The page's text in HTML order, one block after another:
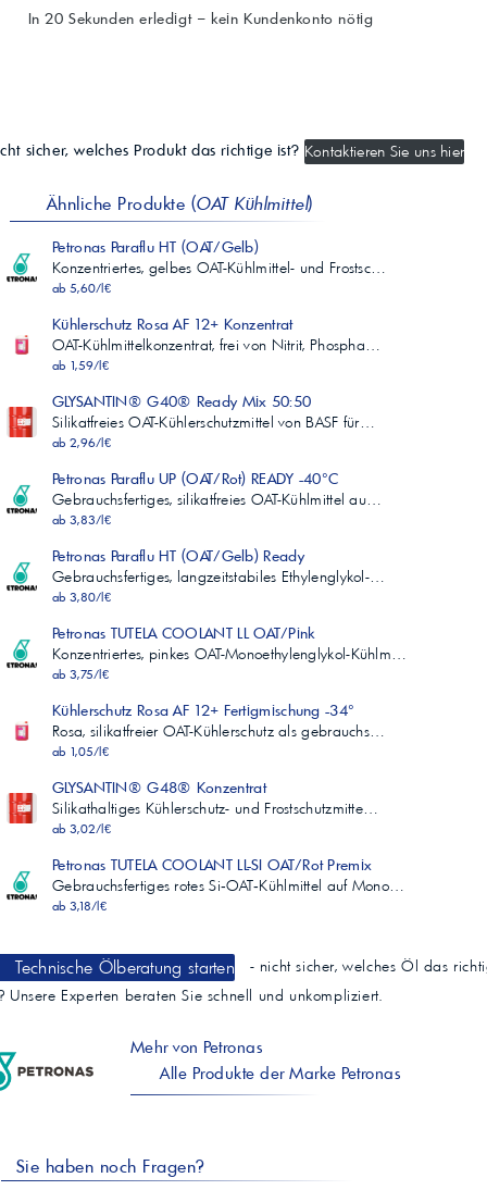
In 20 Sekunden erledigt – kein Kundenkonto nötig
sicher, welches Produkt das richtige ist? Kontaktieren Sie uns hier
Ähnliche Produkte (OAT Kühlmittel)
Petronas Paraflu HT (OAT/Gelb)
Konzentriertes, gelbes OAT-Kühlmittel- und Frostsc…
ab 5,60/l€
Kühlerschutz Rosa AF 12+ Konzentrat
OAT-Kühlmittelkonzentrat, frei von Nitrit, Phospha…
ab 1,59/l€
GLYSANTIN® G40® Ready Mix 50:50
Silikatfreies OAT-Kühlerschutzmittel von BASF für…
ab 2,96/l€
Petronas Paraflu UP (OAT/Rot) READY -40°C
Gebrauchsfertiges, silikatfreies OAT-Kühlmittel au…
ab 3,83/l€
Petronas Paraflu HT (OAT/Gelb) Ready
Gebrauchsfertiges, langzeitstabiles Ethylenglykol-…
ab 3,80/l€
Petronas TUTELA COOLANT LL OAT/Pink
Konzentriertes, pinkes OAT-Monoethylenglykol-Kühlm…
ab 3,75/l€
Kühlerschutz Rosa AF 12+ Fertigmischung -34°
Rosa, silikatfreier OAT-Kühlerschutz als gebrauchs…
ab 1,05/l€
GLYSANTIN® G48® Konzentrat
Silikathaltiges Kühlerschutz- und Frostschutzmitte…
ab 3,02/l€
Petronas TUTELA COOLANT LL-SI OAT/Rot Premix
Gebrauchsfertiges rotes Si‑OAT‑Kühlmittel auf Mono…
ab 3,18/l€
Technische Ölberatung starten
- nicht sicher, welches Öl das
Unsere Experten beraten Sie schnell und unkompliziert.
Mehr von Petronas
Alle Produkte der Marke Petronas
Sie haben noch Fragen?